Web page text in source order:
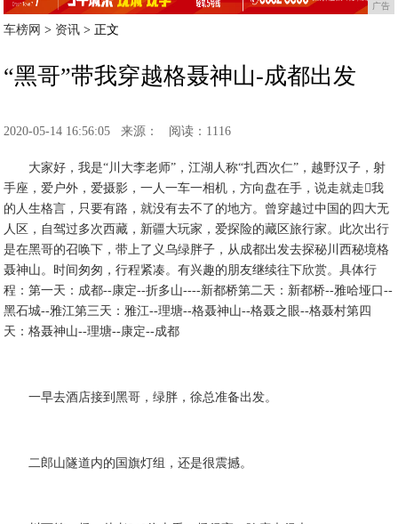
广告
车榜网 > 资讯 > 正文
“黑哥”带我穿越格聂神山-成都出发
2020-05-14 16:56:05 来源： 阅读：1116
大家好，我是“川大李老师”，江湖人称“扎西次仁”，越野汉子，射
手座，爱户外，爱摄影，一人一车一相机，方向盘在手，说走就走我
的人生格言，只要有路，就没有去不了的地方。曾穿越过中国的四大无
人区，自驾过多次西藏，新疆大玩家，爱探险的藏区旅行家。此次出行
是在黑哥的召唤下，带上了义乌绿胖子，从成都出发去探秘川西秘境格
聂神山。时间匆匆，行程紧凑。有兴趣的朋友继续往下欣赏。具体行
程：第一天：成都--康定--折多山----新都桥第二天：新都桥--雅哈垭口--
黑石城--雅江第三天：雅江--理塘--格聂神山--格聂之眼--格聂村第四
天：格聂神山--理塘--康定--成都
一早去酒店接到黑哥，绿胖，徐总准备出发。
二郎山隧道内的国旗灯组，还是很震撼。